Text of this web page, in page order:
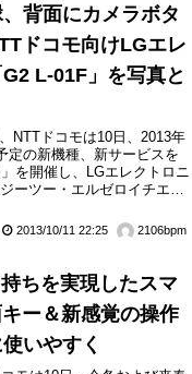
背面にカメラボタ
ドコモ向けLGエレ
L-01F」を写真と
NTTドコモは10日、2013年
定の新機種、新サービスを
を開催し、LGエレクトロニ
ーツー・エルゼロイチエ
た。発表会における展示会
2013/10/11 22:25 2106bpm
ちを実現したスマ
ー＆新感覚の操作
いやすく